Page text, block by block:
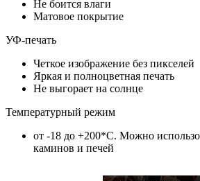
Не боится влаги
Матовое покрытие
УФ-печать
Четкое изображение без пикселей
Яркая и полноцветная печать
Не выгорает на солнце
Температурный режим
от -18 до +200*C. Можно
каминов и печей